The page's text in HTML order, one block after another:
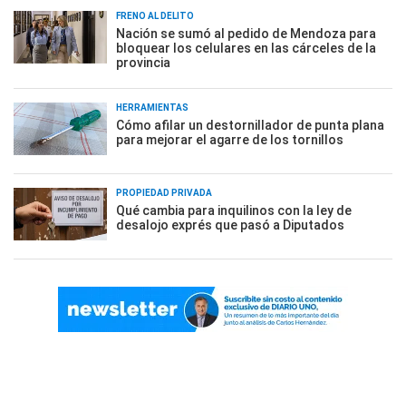
FRENO AL DELITO
Nación se sumó al pedido de Mendoza para
bloquear los celulares en las cárceles de la
provincia
HERRAMIENTAS
Cómo afilar un destornillador de punta plana
para mejorar el agarre de los tornillos
PROPIEDAD PRIVADA
Qué cambia para inquilinos con la ley de
desalojo exprés que pasó a Diputados